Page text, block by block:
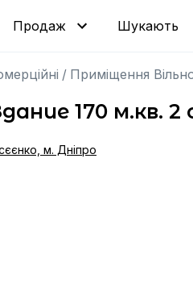
Продаж Шукають
/ Приміщення
170 м.кв.
м. Дніпро